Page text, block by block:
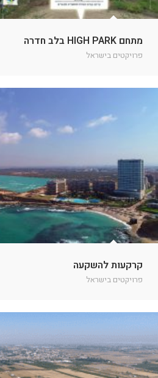
מתחם HIGH PARK בלב חדרה
פרויקטים בישראל
קרקעות להשקעה
פרויקטים בישראל